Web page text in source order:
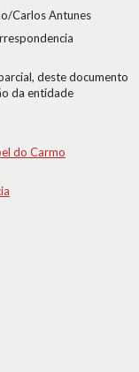
Carlos Antunes
deste documento
da entidade
do Carmo